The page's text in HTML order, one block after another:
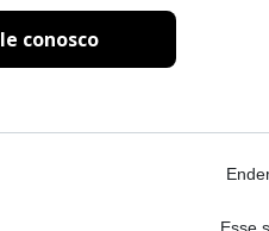
conosco
Esse